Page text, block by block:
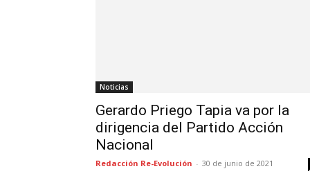
Noticias
Gerardo Priego Tapia va por la
dirigencia del Partido Acción
Nacional
Redacción Re-Evolución - 30 de junio de 2021